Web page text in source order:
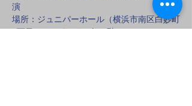
演
場所：ジュニパーホール（横浜市南区白妙町
5丁目69　アタックビル4階）